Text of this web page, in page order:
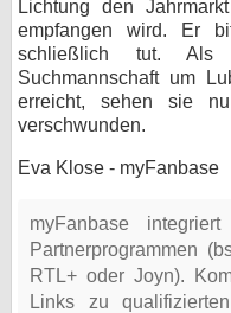
Lichtung den
empfangen wird. Er
schließlich tut.
Suchmannschaft um
erreicht, sehen sie
verschwunden.
Eva Klose - myFanbase
myFanbase
Partnerprogrammen
RTL+ oder Joyn).
Links zu